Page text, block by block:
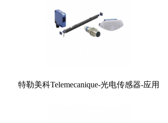
特勒美科Telemecanique-光电传感器-应用